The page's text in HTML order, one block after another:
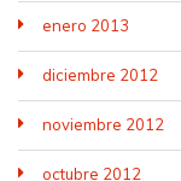
enero 2013
diciembre 2012
noviembre 2012
octubre 2012